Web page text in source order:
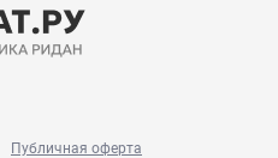
Публичная оферта